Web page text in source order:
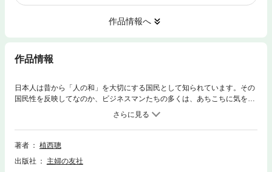
作品情報へ
作品情報
日本人は昔から「人の和」を大切にする国民として知られています。その
国民性を反映してなのか、ビジネスマンたちの多くは、あちこちに気をつ
かい、他人に嫌われないこと、自分の立場を悪くしないことに必死になっ
ています。しかし、人間関係のストレスにさらされる中で「もっと自分ら
しく生きたい」という気持ちを持つ人は増えています。本書は心理カウン
セラーであり、「折れない心をつくるたった１つの習慣」の著者が、自分
す。
著者
植西聰
出版社
主婦の友社